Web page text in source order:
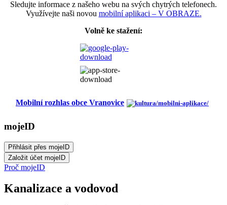
Sledujte informace z našeho webu na svých chytrých telefonech.
Využívejte naši novou mobilní aplikaci – V OBRAZE.
Volně ke stažení:
Mobilní rozhlas obce Vranovice
mojeID
Proč mojeID
Kanalizace a vodovod